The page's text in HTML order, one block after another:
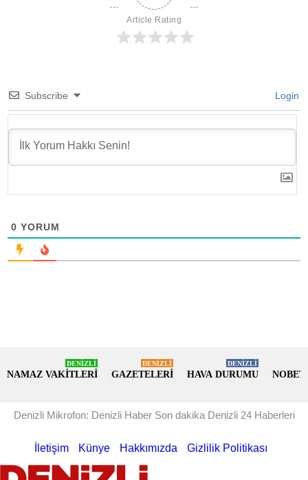
Article Rating
Subscribe Login
0 YORUM
NAMAZ VAKİTLERİ
DENİZLİ
GAZETELERİ
DENİZLİ
HAVA DURUMU
DENİZLİ
Denizli Mikrofon: Denizli Haber Son dakika Denizli 24 Haberleri
İletişim Künye Hakkımızda Gizlilik Politikası